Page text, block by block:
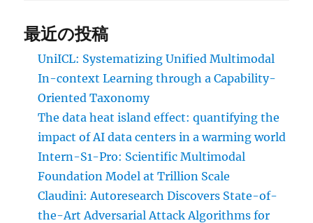
最近の投稿
UniICL: Systematizing Unified Multimodal
In-context Learning through a Capability-
Oriented Taxonomy
The data heat island effect: quantifying the
impact of AI data centers in a warming world
Intern-S1-Pro: Scientific Multimodal
Foundation Model at Trillion Scale
Claudini: Autoresearch Discovers State-of-
the-Art Adversarial Attack Algorithms for